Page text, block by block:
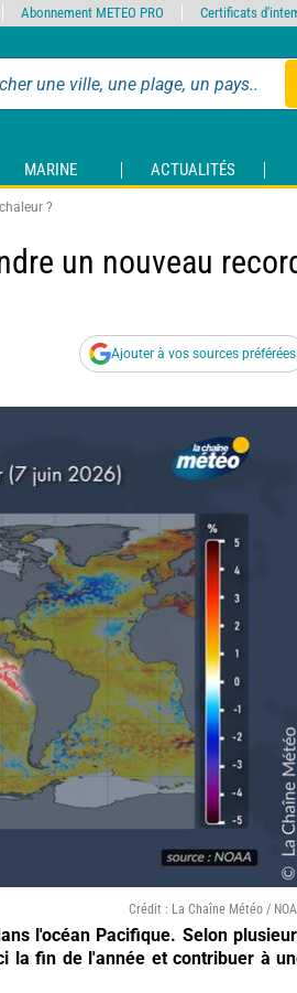
MARINE ACTUALITÉS
?
un nouveau
Ajouter à vos sources préférées
Crédit : La Chaîne Météo /
l'océan Pacifique. Selon
la fin de l'année et contribuer à
Abonnement METEO PRO Certificats